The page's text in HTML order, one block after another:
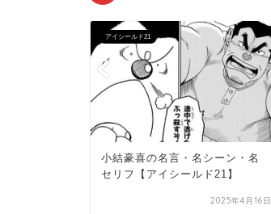
アイシールド21
小結豪喜の名言・名シーン・名
セリフ【アイシールド21】
2025年4月16日